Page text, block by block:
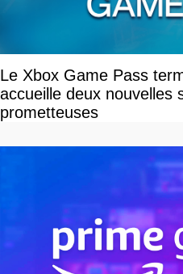
Le Xbox Game Pass
accueille deux nouvelles
prometteuses